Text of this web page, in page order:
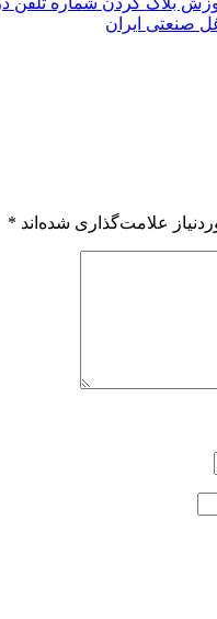
صنعتی ایران
علامت‌گذاری شده‌اند *